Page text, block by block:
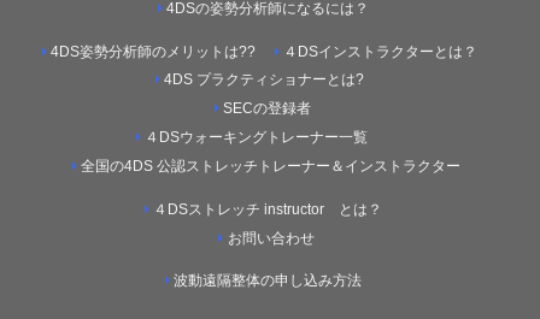
4DSの姿勢分析師になるには？
4DS姿勢分析師のメリットは??
４DSインストラクターとは？
4DS プラクティショナーとは?
SECの登録者
４DSウォーキングトレーナー一覧
全国の4DS 公認ストレッチトレーナー＆インストラクター
４DSストレッチ instructor とは？
お問い合わせ
波動遠隔整体の申し込み方法